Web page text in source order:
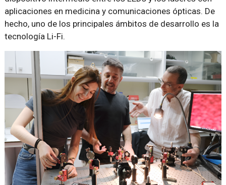
aplicaciones en medicina y comunicaciones ópticas. De
hecho, uno de los principales ámbitos de desarrollo es la
tecnología Li-Fi.